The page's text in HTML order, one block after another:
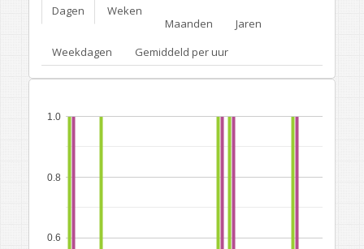
Dagen
Weken
Maanden
Jaren
Weekdagen
Gemiddeld per uur
0.6
0.8
1.0